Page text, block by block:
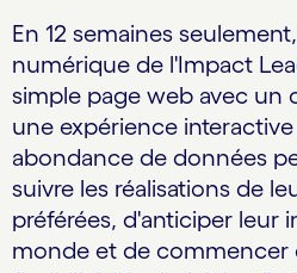
En 12 semaines
numérique de l'Impact
simple page web avec un
une expérience
abondance de données
suivre les réalisations de
préférées, d'anticiper leur
monde et de commencer